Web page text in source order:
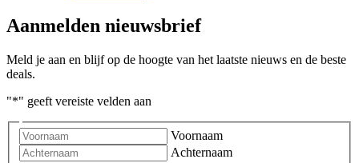
Aanmelden nieuwsbrief
Meld je aan en blijf op de hoogte van het laatste nieuws en de beste
deals.
"*" geeft vereiste velden aan
Voornaam
Achternaam